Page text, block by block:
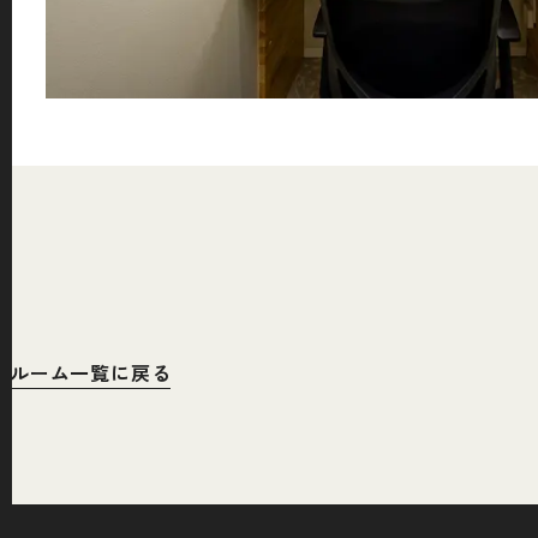
ルーム一覧に戻る